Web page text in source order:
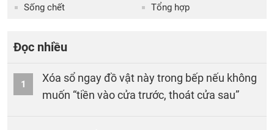
Sống chết Tổng hợp
Đọc nhiều
1
Xóa sổ ngay đồ vật này trong bếp nếu không
muốn “tiền vào cửa trước, thoát cửa sau”